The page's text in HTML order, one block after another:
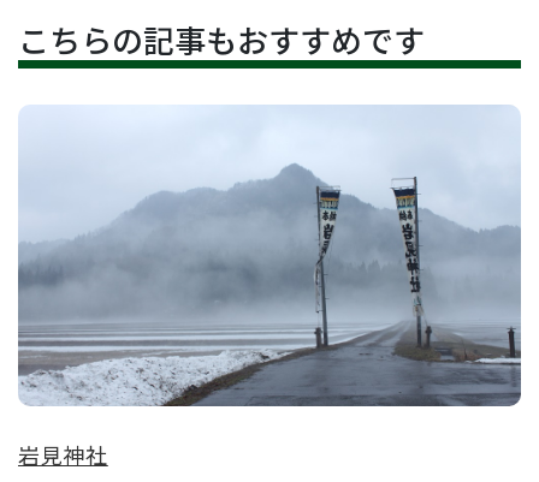
こちらの記事もおすすめです
岩見神社